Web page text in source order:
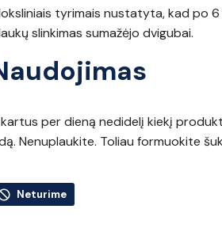
tyrimais nustatyta, kad po
slinkimas sumažėjo dvigubai.
per dieną nedidelį kiekį
Nenuplaukite. Toliau formuokite
Neturime